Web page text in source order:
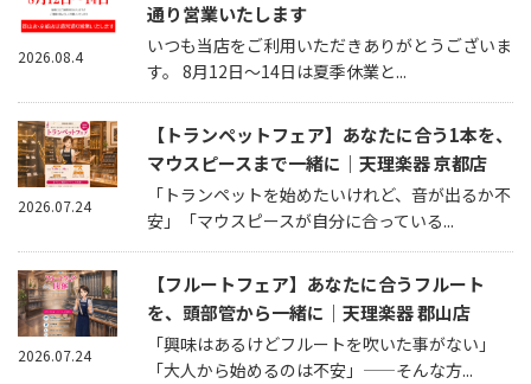
通り営業いたします
いつも当店をご利用いただきありがとうございま
す。 8月12日～14日は夏季休業と...
2026.08.4
【トランペットフェア】あなたに合う1本を、
マウスピースまで一緒に｜天理楽器 京都店
「トランペットを始めたいけれど、音が出るか不
安」「マウスピースが自分に合っている...
2026.07.24
【フルートフェア】あなたに合うフルート
を、頭部管から一緒に｜天理楽器 郡山店
「興味はあるけどフルートを吹いた事がない」
「大人から始めるのは不安」——そんな方...
2026.07.24